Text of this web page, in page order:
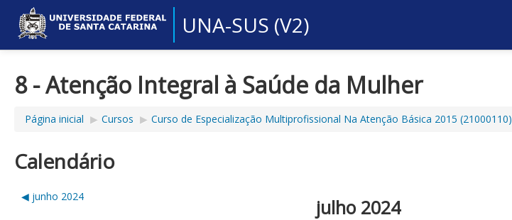
UNA-SUS (V2)
8 - Atenção Integral à Saúde da Mulher
Página inicial ▶︎ Cursos ▶︎ Curso de Especialização Multiprofissional Na Atenção Básica 2015 (21000110)
Calendário
◀︎ junho 2024 julho 2024